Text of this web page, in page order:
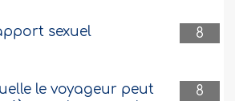
8
sexuel
8
le voyageur peut